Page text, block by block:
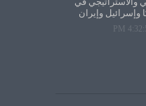
وإسرائيل وإيران